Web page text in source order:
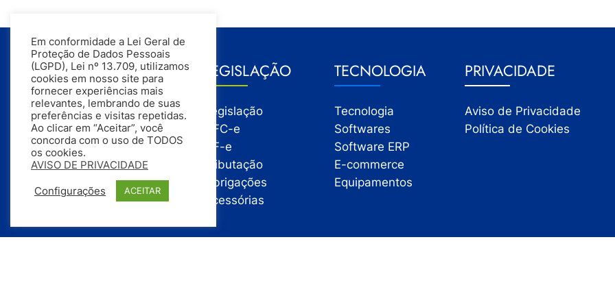
GESTÃO
Gestão
Gestão Financeira
Gestão de Pessoas
Compras
Estoque
Vendas
LEGISLAÇÃO
Legislação
NFC-e
NF-e
Tributação
Obrigações
Acessórias
TECNOLOGIA
Tecnologia
Softwares
Software ERP
E-commerce
Equipamentos
PRIVACIDADE
Aviso de Privacidade
Política de Cookies
Em conformidade a Lei Geral de
Proteção de Dados Pessoais
(LGPD), Lei nº 13.709, utilizamos
cookies em nosso site para
fornecer experiências mais
relevantes, lembrando de suas
preferências e visitas repetidas.
Ao clicar em “Aceitar”, você
concorda com o uso de TODOS
os cookies.
AVISO DE PRIVACIDADE
Configurações ACEITAR